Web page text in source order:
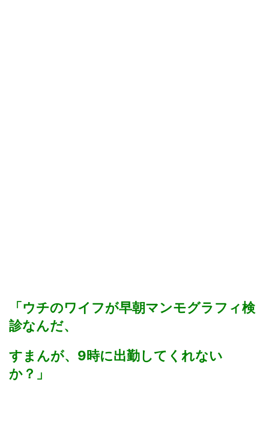
「ウチのワイフが早朝マンモグラフィ検
診なんだ、
すまんが、9時に出勤してくれない
か？」